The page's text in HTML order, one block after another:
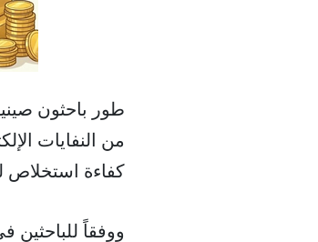
طور باحثون
كفاءة استخلاص
ووفقاً للباحثين